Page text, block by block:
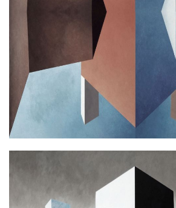
Ακρυλικό σε καμβά